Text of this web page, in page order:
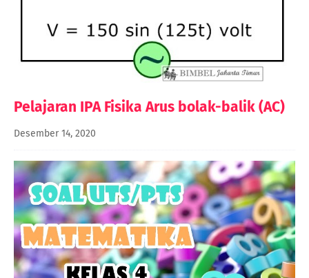
Pelajaran IPA Fisika Arus bolak-balik (AC)
Desember 14, 2020